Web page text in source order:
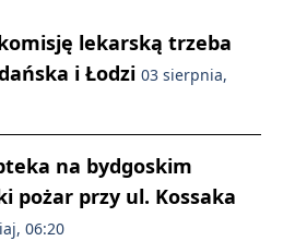
lekarską trzeba
i Łodzi 03 sierpnia,
na bydgoskim
pożar przy ul. Kossaka
06:20